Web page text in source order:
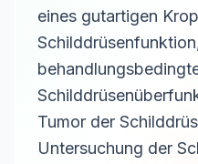
eines gutartigen
Tumor der
Untersuchung der